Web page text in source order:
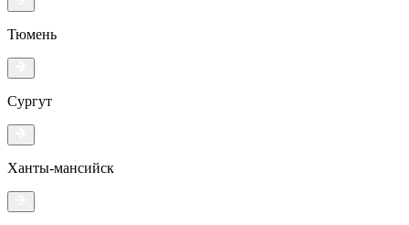
Тюмень
Сургут
Ханты-мансийск